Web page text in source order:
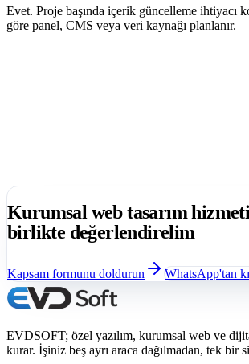
Evet. Proje başında içerik güncelleme ihtiyacı
göre panel, CMS veya veri kaynağı planlanır.
Kurumsal web tasarım
birlikte değerlendirelim
Kapsam formunu doldurun WhatsApp'tan
EVDSOFT; özel yazılım, kurumsal web ve
kurar. İşiniz beş ayrı araca dağılmadan, tek bir